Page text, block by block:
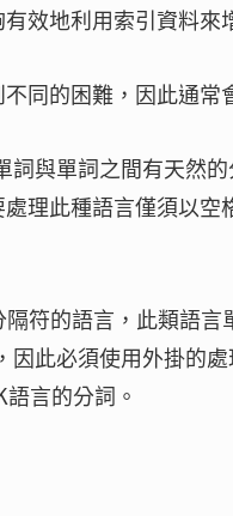
效地利用索引資料來
同的困難，因此通常
與單詞之間有天然
理此種語言僅須以空
符的語言，此類語言
此必須使用外掛的
言的分詞。